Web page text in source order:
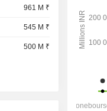
961 M ₹
545 M ₹
500 M ₹